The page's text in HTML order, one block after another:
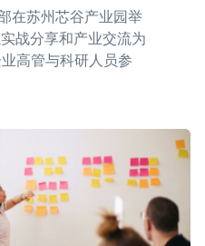
在苏州芯谷产业园举
战分享和产业交流为
高管与科研人员参